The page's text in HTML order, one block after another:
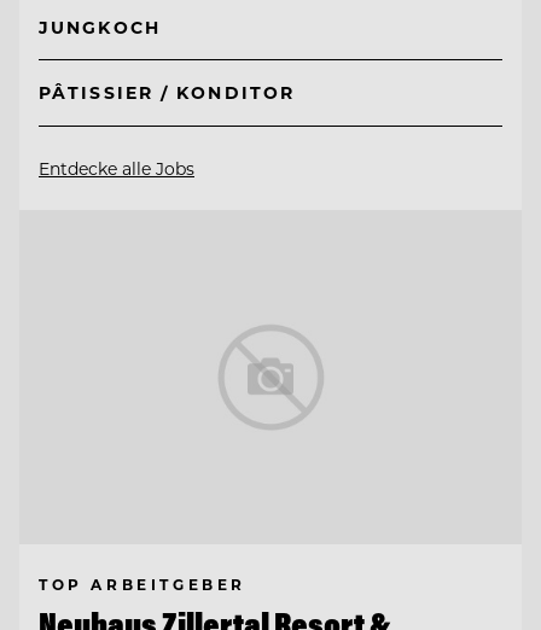
JUNGKOCH
PÂTISSIER / KONDITOR
Entdecke alle Jobs
TOP ARBEITGEBER